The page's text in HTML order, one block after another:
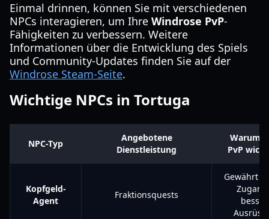
Einmal drinnen, können Sie mit verschiedenen
NPCs interagieren, um Ihre Windrose PvP-
Fähigkeiten zu verbessern. Weitere
Informationen über die Entwicklung des Spiels
und Community-Updates finden Sie auf der
Windrose Steam-Seite.
Wichtige NPCs in Tortuga
NPC-Typ
Angebotene
Dienstleistung
Warum
PvP
Kopfgeld-
Agent
Fraktionsquests
Gewährt